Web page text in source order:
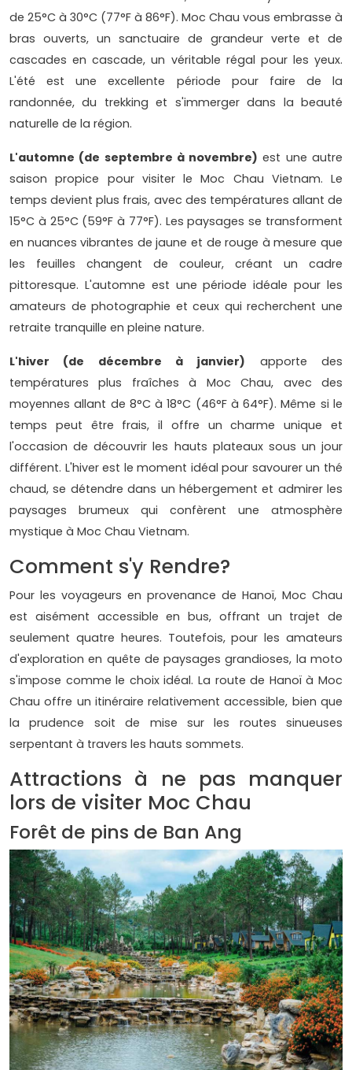
de 25°C à 30°C (77°F à 86°F). Moc Chau vous embrasse à
bras ouverts, un sanctuaire de grandeur verte et de
cascades en cascade, un véritable régal pour les yeux.
L'été est une excellente période pour faire de la
randonnée, du trekking et s'immerger dans la beauté
naturelle de la région.
L'automne (de septembre à novembre) est une autre
saison propice pour visiter le Moc Chau Vietnam. Le
temps devient plus frais, avec des températures allant de
15°C à 25°C (59°F à 77°F). Les paysages se transforment
en nuances vibrantes de jaune et de rouge à mesure que
les feuilles changent de couleur, créant un cadre
pittoresque. L'automne est une période idéale pour les
amateurs de photographie et ceux qui recherchent une
retraite tranquille en pleine nature.
L'hiver (de décembre à janvier) apporte des
températures plus fraîches à Moc Chau, avec des
moyennes allant de 8°C à 18°C (46°F à 64°F). Même si le
temps peut être frais, il offre un charme unique et
l'occasion de découvrir les hauts plateaux sous un jour
différent. L'hiver est le moment idéal pour savourer un thé
chaud, se détendre dans un hébergement et admirer les
paysages brumeux qui confèrent une atmosphère
mystique à Moc Chau Vietnam.
Comment s'y Rendre?
Pour les voyageurs en provenance de Hanoï, Moc Chau
est aisément accessible en bus, offrant un trajet de
seulement quatre heures. Toutefois, pour les amateurs
d'exploration en quête de paysages grandioses, la moto
s'impose comme le choix idéal. La route de Hanoï à Moc
Chau offre un itinéraire relativement accessible, bien que
la prudence soit de mise sur les routes sinueuses
serpentant à travers les hauts sommets.
Attractions à ne pas manquer
lors de visiter Moc Chau
Forêt de pins de Ban Ang